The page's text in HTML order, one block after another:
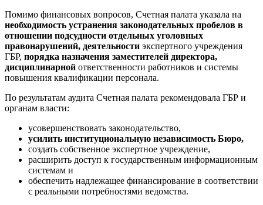
Помимо финансовых вопросов, Счетная палата указала на
необходимость устранения законодательных пробелов в
отношении подсудности отдельных уголовных
правонарушений, деятельности экспертного учреждения
ГБР, порядка назначения заместителей директора,
дисциплинарной ответственности работников и системы
повышения квалификации персонала.
По результатам аудита Счетная палата рекомендовала ГБР и
органам власти:
усовершенствовать законодательство,
усилить институциональную независимость Бюро,
создать собственное экспертное учреждение,
расширить доступ к государственным информационным
системам и
обеспечить надлежащее финансирование в соответствии
с реальными потребностями ведомства.